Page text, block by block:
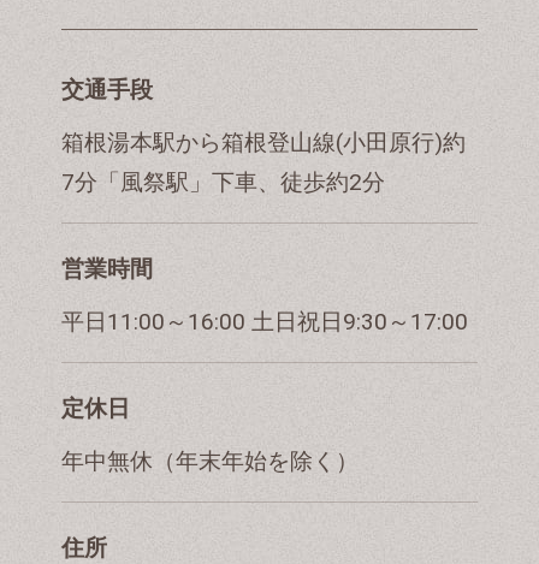
交通手段
箱根湯本駅から箱根登山線(小田原行)約
7分「風祭駅」下車、徒歩約2分
営業時間
平日11:00～16:00 土日祝日9:30～17:00
定休日
年中無休（年末年始を除く）
住所